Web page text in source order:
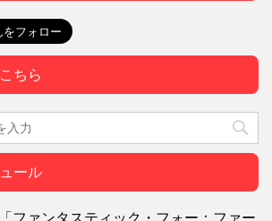
ちら
ール
ファンタスティック・フォー：ファー